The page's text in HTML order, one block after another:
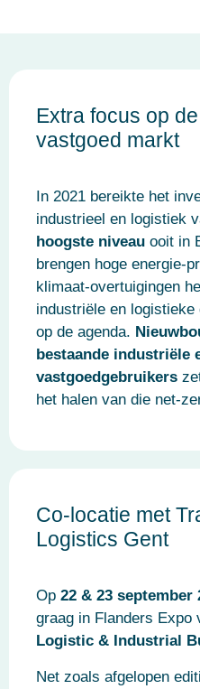
Extra focus op
vastgoed markt
In 2021 bereikte het
industrieel en logistiek
hoogste niveau ooit in
brengen hoge energie-
klimaat-overtuigingen
industriële en logistieke
op de agenda.
bestaande industriële
vastgoedgebruikers
het halen van die net-
Co-locatie met
Logistics Gent
Op 22 & 23 september
graag in Flanders Expo
Logistic & Industrial
Net zoals afgelopen